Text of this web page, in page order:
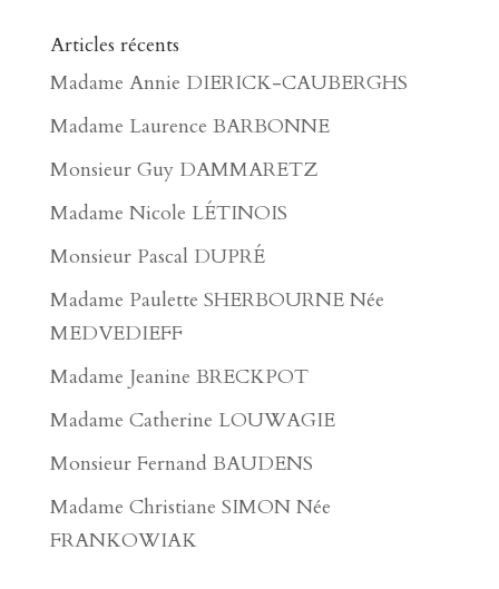
Articles récents
Madame Annie DIERICK-CAUBERGHS
Madame Laurence BARBONNE
Monsieur Guy DAMMARETZ
Madame Nicole LÉTINOIS
Monsieur Pascal DUPRÉ
Madame Paulette SHERBOURNE Née
MEDVEDIEFF
Madame Jeanine BRECKPOT
Madame Catherine LOUWAGIE
Monsieur Fernand BAUDENS
Madame Christiane SIMON Née
FRANKOWIAK